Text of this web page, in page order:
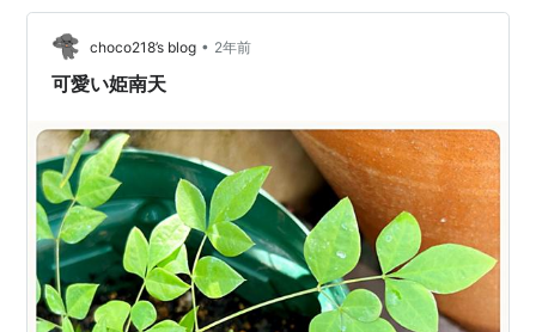
♪(๑ᴖ◡ᴖ๑)♪ 春にはピンク紫色の花が咲くのが待ち遠しい
なぁ☺️ ↘️ コデマリの桜でまり（…
choco218’s blog • 2年前
可愛い姫南天